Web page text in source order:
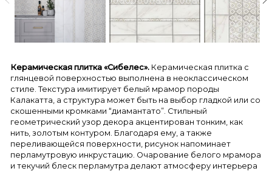
Керамическая плитка «Сибелес». Керамическая плитка с
глянцевой поверхностью выполнена в неоклассическом
стиле. Текстура имитирует белый мрамор породы
Калакатта, а структура может быть на выбор гладкой или со
скошенными кромками “диамантато”. Стильный
геометрический узор декора акцентирован тонким, как
нить, золотым контуром. Благодаря ему, а также
переливающейся поверхности, рисунок напоминает
перламутровую инкрустацию. Очарование белого мрамора
и текучий блеск перламутра делают атмосферу интерьера